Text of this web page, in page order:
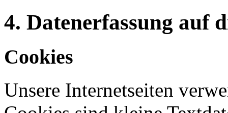
4. Datenerfassung auf
Cookies
Unsere Internetseiten